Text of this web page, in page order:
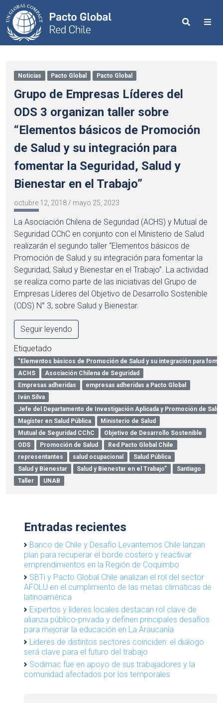
Search
Noticias Pacto Global Pacto Global
Grupo de Empresas Líderes del
ODS 3 organizan taller sobre
“Elementos básicos de Promoción
de Salud y su integración para
fomentar la Seguridad, Salud y
Bienestar en el Trabajo”
octubre 12, 2018 / mayo 25, 2023
La Asociación Chilena de Seguridad (ACHS) y Mutual de
Seguridad CChC en conjunto con el Ministerio de Salud
realizarán el segundo taller “Elementos básicos de
Promoción de Salud y su integración para fomentar la
Seguridad, Salud y Bienestar en el Trabajo”. La actividad
se realiza como parte de las iniciativas del Grupo de
Empresas Líderes del Objetivo de Desarrollo Sostenible
(ODS) N° 3, sobre Salud y Bienestar.
Seguir leyendo
Etiquetado
"Elementos básicos de Promoción de Salud y su integración para
ACHS
Asociación Chilena de Seguridad
Empresas adheridas
empresas adheridas a Pacto Global
Iván Silva
Jefe del Departamento de Investigación Aplicada y Promoción de
Magíster en Salud Pública
Ministerio de Salud
Mutual de Seguridad CChC
Objetivo de Desarrollo Sostenible
ODS
Promoción de Salud
Red Pacto Global Chile
representantes
salud ocupacional
Salud Pública
Salud y Bienestar
Salud y Bienestar en el Trabajo”
Santiago
Taller
UNAB
Entradas recientes
Banco de Chile y Desafío Levantemos Chile lanzan
plan para recuperar el borde costero y reactivar
emprendimientos en la Región de Coquimbo
SBTi y Pacto Global Chile analizan el rol del sector
AFOLU en el cumplimiento de las metas climáticas de
latinoamérica
Expertos y líderes locales destacan rol clave de
alianza público-privada y definen principales desafíos
para mejorar la educación en La Araucanía
Líderes de distintos sectores coinciden: el diálogo
será clave para el futuro del trabajo
Sodimac fue en apoyo de sus trabajadores y la
comunidad afectados por los temporales